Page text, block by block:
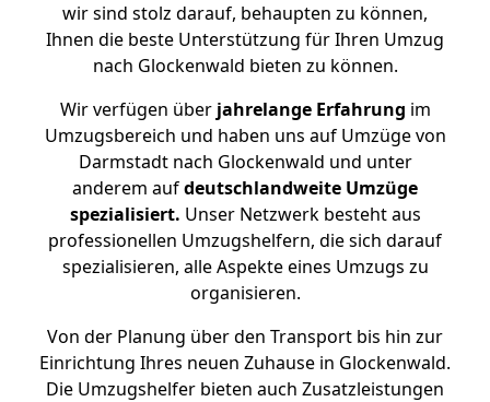
wir sind stolz darauf, behaupten zu können,
Ihnen die beste Unterstützung für Ihren Umzug
nach Glockenwald bieten zu können.
Wir verfügen überjahrelange Erfahrung im
Umzugsbereich und haben uns auf Umzüge von
Darmstadt nach Glockenwald und unter
anderem aufdeutschlandweite Umzüge
spezialisiert. Unser Netzwerk besteht aus
professionellen Umzugshelfern, die sich darauf
spezialisieren, alle Aspekte eines Umzugs zu
organisieren.
Von der Planung über den Transport bis hin zur
Einrichtung Ihres neuen Zuhause in Glockenwald.
Die Umzugshelfer bieten auch Zusatzleistungen